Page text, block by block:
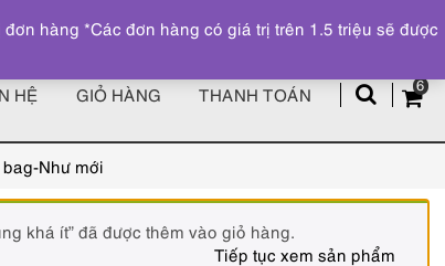
z
6
HỆ GIỎ HÀNG THANH TOÁN
Như mới
khá ít” đã được thêm vào giỏ hàng.
Tiếp tục xem sản phẩm
hàng *Các đơn hàng có giá trị trên 1.5 triệu sẽ được